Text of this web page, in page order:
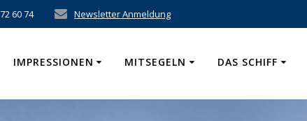
60 74 Newsletter Anmeldung
IMPRESSIONEN MITSEGELN DAS SCHIFF